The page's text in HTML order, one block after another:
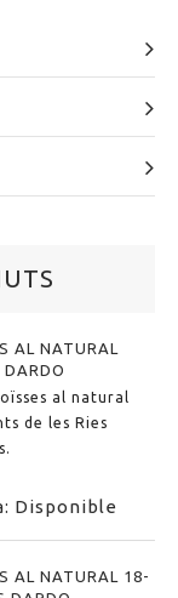
AL NATURAL
al natural
de les Ries
Disponible
AL NATURAL 18-